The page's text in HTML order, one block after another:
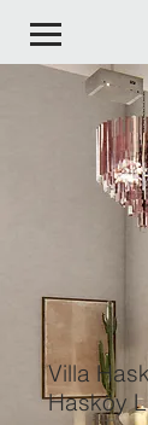
Villa
Hasköy